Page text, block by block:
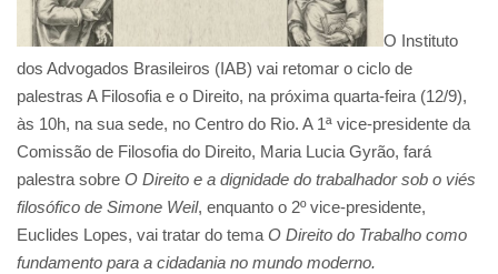
O Instituto
dos Advogados Brasileiros (IAB) vai retomar o ciclo de
palestras A Filosofia e o Direito, na próxima quarta-feira (12/9),
às 10h, na sua sede, no Centro do Rio. A 1ª vice-presidente da
Comissão de Filosofia do Direito, Maria Lucia Gyrão, fará
palestra sobre O Direito e a dignidade do trabalhador sob o viés
filosófico de Simone Weil, enquanto o 2º vice-presidente,
Euclides Lopes, vai tratar do temaO Direito do Trabalho como
fundamento para a cidadania no mundo moderno.